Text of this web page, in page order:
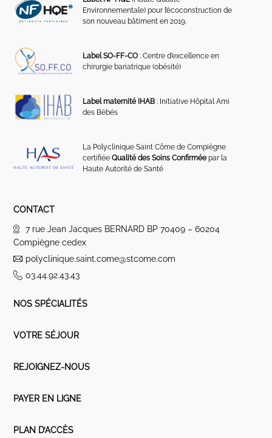
Environnementale) pour l’écoconstruction de
son nouveau bâtiment en 2019.
Label SO-FF-CO : Centre d’excellence en
chirurgie bariatrique (obésité)
Label maternité IHAB : Initiative Hôpital Ami
des Bébés
La Polyclinique Saint Côme de Compiègne
certifiéeQualité des Soins Confirméepar la
Haute Autorité de Santé
CONTACT
7 rue Jean Jacques BERNARD BP 70409 – 60204
Compiègne cedex
polyclinique.saint.come@stcome.com
03.44.92.43.43
NOS SPÉCIALITÉS
VOTRE SÉJOUR
REJOIGNEZ-NOUS
PAYER EN LIGNE
PLAN D’ACCÈS